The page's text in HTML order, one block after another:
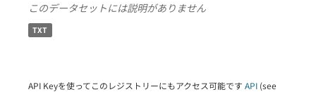
このデータセットには説明がありません
TXT
API Keyを使ってこのレジストリーにもアクセス可能です API (see